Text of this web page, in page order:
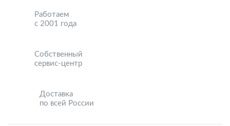
Работаем
с 2001 года
Собственный
сервис-центр
Доставка
по всей России